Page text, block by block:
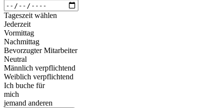
Tageszeit wählen
Jederzeit
Vormittag
Nachmittag
Bevorzugter Mitarbeiter
Neutral
Männlich verpflichtend
Weiblich verpflichtend
Ich buche für
mich
jemand anderen